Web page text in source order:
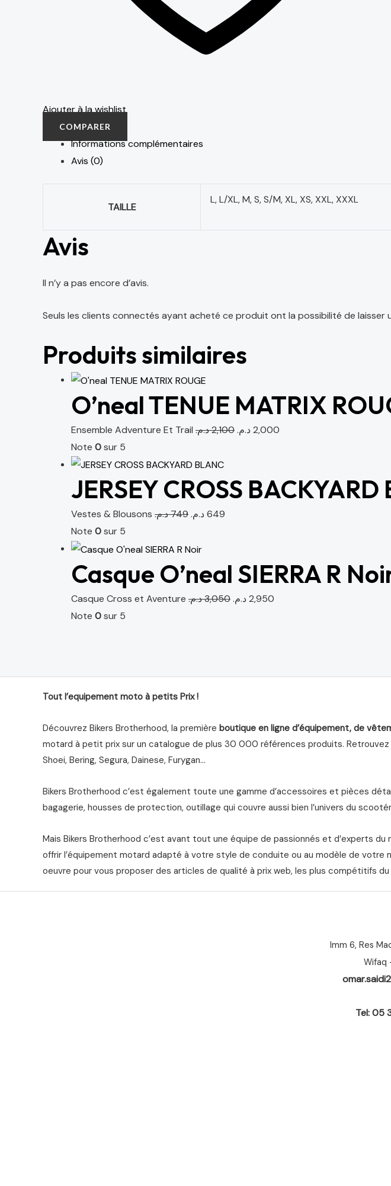
Ajouter à la wishlist
COMPARER
Informations complémentaires
Avis (0)
TAILLE
L, L/XL, M, S, S/M, XL, XS, XXL, XXXL
Avis
Il n’y a pas encore d’avis.
Seuls les clients connectés ayant acheté ce produit ont la possibilité de laisser
Produits similaires
O’neal TENUE MATRIX
Ensemble Adventure Et Trail 2,100د.م. 2,000د.م.
Note 0sur 5
JERSEY CROSS BACKYARD
Vestes & Blousons 749د.م. 649د.م.
Note 0sur 5
Casque O’neal SIERRA R
Casque Cross et Aventure 3,050د.م. 2,950د.م.
Note 0sur 5
Tout l’equipement moto à petits Prix !
Découvrez Bikers Brotherhood, la première boutique en ligne d’équipement, de
motard à petit prix sur un catalogue de plus 30 000 références produits. Retrouvez
Shoei, Bering, Segura, Dainese, Furygan…
Bikers Brotherhood c’est également toute une gamme d’accessoires et pièces
bagagerie, housses de protection, outillage qui couvre aussi bien l’univers du
Mais Bikers Brotherhood c’est avant tout une équipe de passionnés et d’experts
offrir l’équipement motard adapté à votre style de conduite ou au modèle de
oeuvre pour vous proposer des articles de qualité à prix web, les plus compétitifs du
Imm 6, Res
Wifaq
Tel: 05